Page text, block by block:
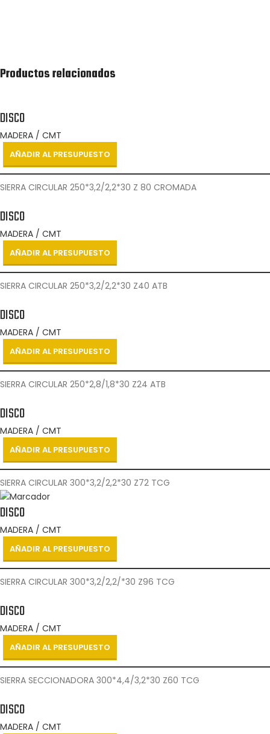
Productos relacionados
DISCO
MADERA / CMT
AÑADIR AL PRESUPUESTO
SIERRA CIRCULAR 250*3,2/2,2*30 Z 80 CROMADA
DISCO
MADERA / CMT
AÑADIR AL PRESUPUESTO
SIERRA CIRCULAR 250*3,2/2,2*30 Z40 ATB
DISCO
MADERA / CMT
AÑADIR AL PRESUPUESTO
SIERRA CIRCULAR 250*2,8/1,8*30 Z24 ATB
DISCO
MADERA / CMT
AÑADIR AL PRESUPUESTO
SIERRA CIRCULAR 300*3,2/2,2*30 Z72 TCG
DISCO
MADERA / CMT
AÑADIR AL PRESUPUESTO
SIERRA CIRCULAR 300*3,2/2,2/*30 Z96 TCG
DISCO
MADERA / CMT
AÑADIR AL PRESUPUESTO
SIERRA SECCIONADORA 300*4,4/3,2*30 Z60 TCG
DISCO
MADERA / CMT